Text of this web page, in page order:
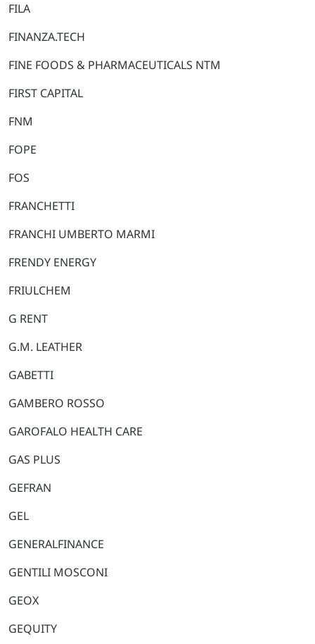
FILA
FINANZA.TECH
FINE FOODS & PHARMACEUTICALS NTM
FIRST CAPITAL
FNM
FOPE
FOS
FRANCHETTI
FRANCHI UMBERTO MARMI
FRENDY ENERGY
FRIULCHEM
G RENT
G.M. LEATHER
GABETTI
GAMBERO ROSSO
GAROFALO HEALTH CARE
GAS PLUS
GEFRAN
GEL
GENERALFINANCE
GENTILI MOSCONI
GEOX
GEQUITY